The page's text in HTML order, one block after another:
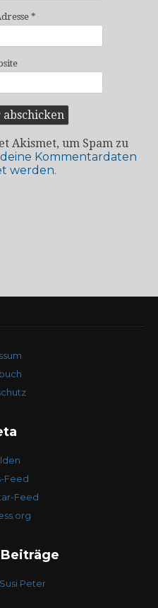
*
Akismet, um Spam zu
Kommentardaten
werden.
Feed
Feed
Peter